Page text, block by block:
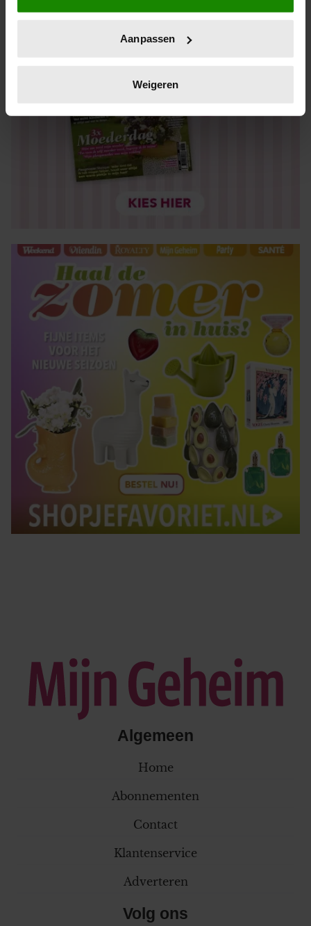
die tot een paar meter nauwkeurig kan zijn
op specifieke eigenschappen (fingerprinting)
verwerkt en stel uw voorkeuren in het
intrekken in de Cookieverklaring.
We gebruiken cookies om content en advertenties te
personaliseren, om functies voor social media te bieden
en om ons websiteverkeer te analyseren. Ook delen we
informatie over uw gebruik van onze site met onze
informatie die u aan ze heeft verstrekt of die ze hebben
verzameld op basis van uw gebruik van hun services. U
gaat akkoord met onze cookies als u onze website blijft
gebruiken.
Aanpassen
Weigeren
Algemeen
Home
Abonnementen
Contact
Klantenservice
Adverteren
Volg ons